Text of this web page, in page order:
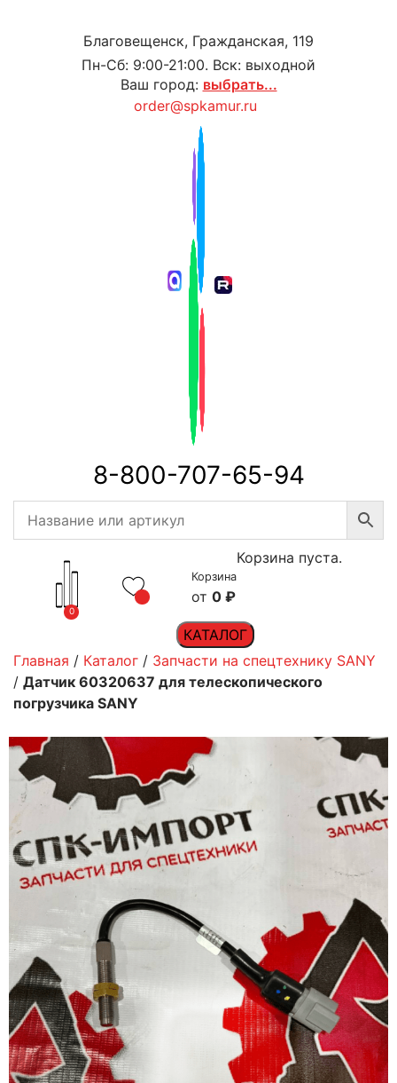
Благовещенск, Гражданская, 119
Пн-Сб: 9:00-21:00. Вск: выходной
Ваш город: выбрать...
order@spkamur.ru
8-800-707-65-94
0
Корзина
0 ₽
Корзина пуста.
КАТАЛОГ
Главная / Каталог / Запчасти на спецтехнику SANY
/ Датчик 60320637 для телескопического
погрузчика SANY